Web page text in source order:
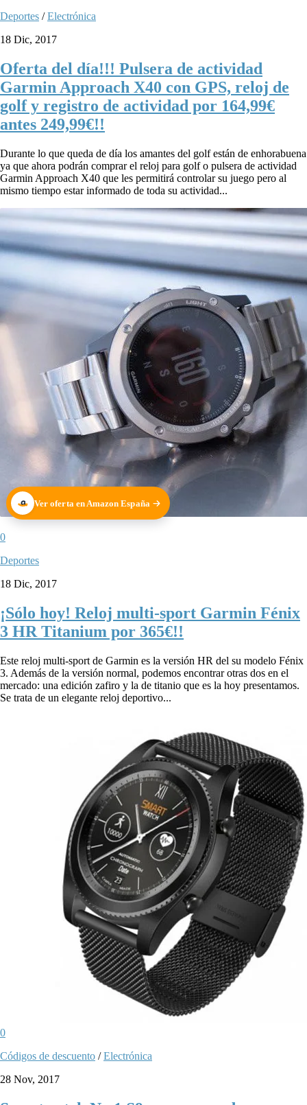
Deportes /Electrónica
18 Dic, 2017
Oferta del día!!! Pulsera de actividad
Garmin Approach X40 con GPS, reloj de
golf y registro de actividad por 164,99€
antes 249,99€!!
Durante lo que queda de día los amantes del golf están de enhorabuena
ya que ahora podrán comprar el reloj para golf o pulsera de actividad
Garmin Approach X40 que les permitirá controlar su juego pero al
mismo tiempo estar informado de toda su actividad...
Ver oferta en Amazon España
0
Deportes
18 Dic, 2017
¡Sólo hoy! Reloj multi-sport Garmin Fénix
3 HR Titanium por 365€!!
Este reloj multi-sport de Garmin es la versión HR del su modelo Fénix
3. Además de la versión normal, podemos encontrar otras dos en el
mercado: una edición zafiro y la de titanio que es la hoy presentamos.
Se trata de un elegante reloj deportivo...
0
Códigos de descuento /Electrónica
28 Nov, 2017